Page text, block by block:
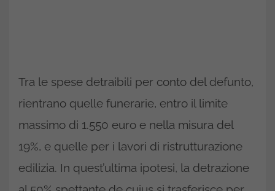
Tra le spese detraibili per conto del defunto,
rientrano quelle funerarie, entro il limite
massimo di 1.550 euro e nella misura del
19%, e quelle per i lavori di ristrutturazione
edilizia. In quest’ultima ipotesi, la detrazione